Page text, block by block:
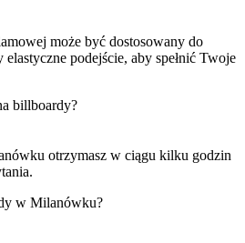
może być dostosowany do
podejście, aby spełnić Twoje
billboardy?
otrzymasz w ciągu kilku godzin
w Milanówku?